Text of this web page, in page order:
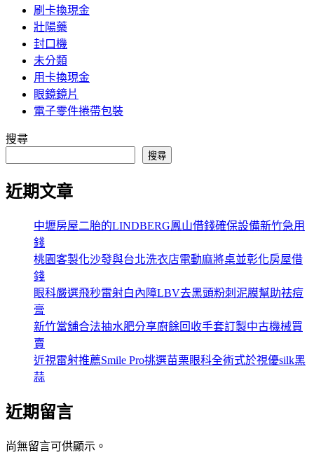
刷卡換現金
壯陽藥
封口機
未分類
用卡換現金
眼鏡鏡片
電子零件捲帶包裝
搜尋
搜尋
近期文章
中壢房屋二胎的LINDBERG鳳山借錢確保設備新竹急用
錢
桃園客製化沙發與台北洗衣店電動麻將桌並彰化房屋借
錢
眼科嚴選飛秒雷射白內障LBV去黑頭粉刺泥膜幫助祛痘
膏
新竹當舖合法抽水肥分享廚餘回收手套訂製中古機械買
賣
近視雷射推薦Smile Pro挑選苗栗眼科全術式於視優silk黑
蒜
近期留言
尚無留言可供顯示。